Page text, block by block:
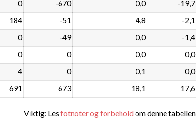
0 -670 0,0 -19,7
184 -51 4,8 -2,1
0 -49 0,0 -1,4
0 0 0,0 0,0
4 0 0,1 0,0
691 673 18,1 17,6
Viktig: Les fotnoter og forbeholdom denne tabellen